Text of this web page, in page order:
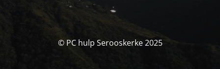
© PC hulp Serooskerke 2025